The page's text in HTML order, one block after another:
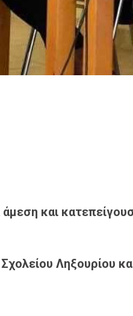
και
Ληξουρίου